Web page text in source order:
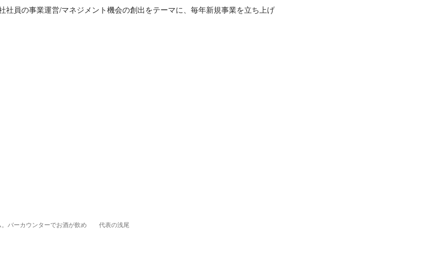
社員の事業運営/マネジメント機会の創出をテーマに、毎年新規事業を立ち上げ
バーカウンターでお酒が飲め
代表の浅尾